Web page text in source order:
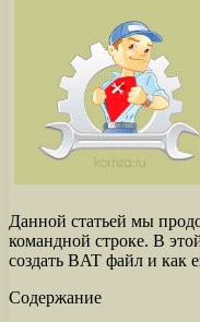
Данной статьей мы
командной строке. В
создать BAT файл и как
Содержание